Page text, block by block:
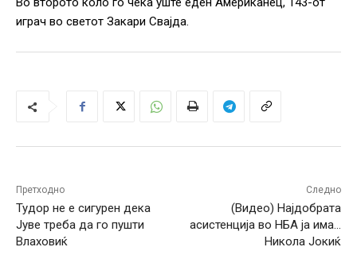
играч во светот Закари Свајда.
Претходно
Тудор не е сигурен дека
Јуве треба да го пушти
Влаховиќ
Следно
(Видео) Најдобрата
асистенција во НБА ја има…
Никола Јокиќ